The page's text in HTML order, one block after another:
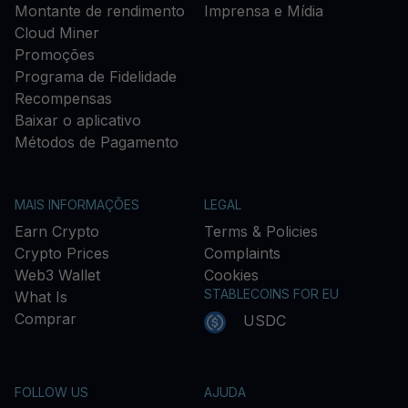
Montante de rendimento
Cloud Miner
Promoções
Programa de Fidelidade
Recompensas
Baixar o aplicativo
Métodos de Pagamento
Imprensa e Mídia
MAIS INFORMAÇÕES
Earn Crypto
Crypto Prices
Web3 Wallet
What Is
Comprar
LEGAL
Terms & Policies
Complaints
Cookies
STABLECOINS FOR EU
USDC
FOLLOW US AJUDA